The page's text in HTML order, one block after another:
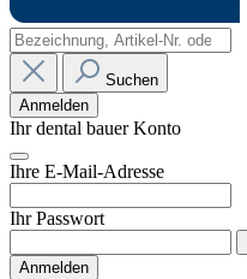
Suchen
Anmelden
Ihr dental bauer Konto
Ihre E-Mail-Adresse
Ihr Passwort
Anmelden